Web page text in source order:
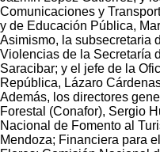
Comunicaciones y
y de Educación Pública,
Asimismo, la subsecretaria
Violencias de la Secretaría
Saracibar; y el jefe de la
República, Lázaro
Además, los directores
Forestal (Conafor), Sergio
Nacional de Fomento al
Mendoza; Financiera para